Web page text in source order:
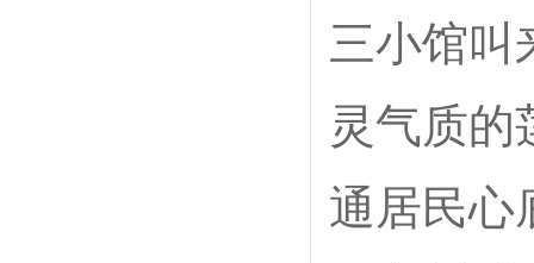
三小馆叫
灵气质的
通居民心